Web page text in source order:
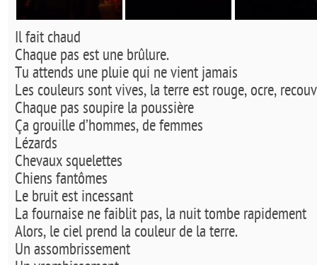
Il fait chaud
Chaque pas est une brûlure.
Tu attends une pluie qui ne vient jamais
Les couleurs sont vives, la terre est rouge, ocre,
Chaque pas soupire la poussière
Ça grouille d’hommes, de femmes
Lézards
Chevaux squelettes
Chiens fantômes
Le bruit est incessant
La fournaise ne faiblit pas, la nuit tombe rapidement
Alors, le ciel prend la couleur de la terre.
Un assombrissement